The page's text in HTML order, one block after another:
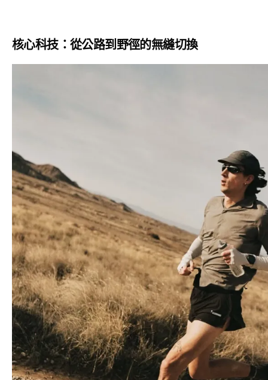
核心科技：從公路到野徑的無縫切換